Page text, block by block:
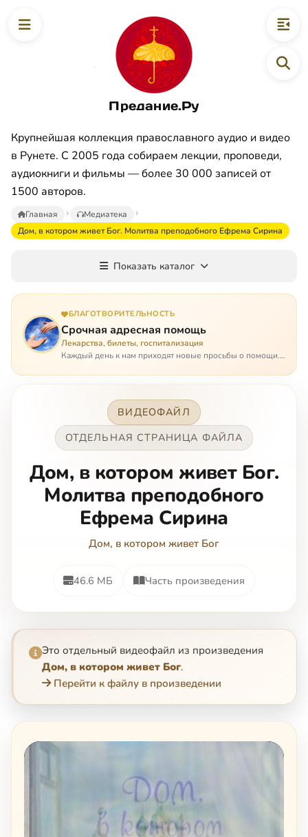
Предание.Ру
Крупнейшая коллекция православного аудио и видео
в Рунете. С 2005 года собираем лекции, проповеди,
аудиокниги и фильмы — более 30 000 записей от
1500 авторов.
Главная
Медиатека
Дом, в котором живет Бог. Молитва преподобного Ефрема Сирина
Показать каталог
БЛАГОТВОРИТЕЛЬНОСТЬ
Срочная адресная помощь
Лекарства, билеты, госпитализация
Каждый день к нам приходят новые просьбы о помощи.
она нужна была вчера: в приеме лекарств образовался
ВИДЕОФАЙЛ
ОТДЕЛЬНАЯ СТРАНИЦА ФАЙЛА
Дом, в котором живет Бог.
Молитва преподобного
Ефрема Сирина
Дом, в котором живет Бог
46.6 МБ Часть произведения
Это отдельный видеофайл из произведения
Дом, в котором живет Бог.
Перейти к файлу в произведении